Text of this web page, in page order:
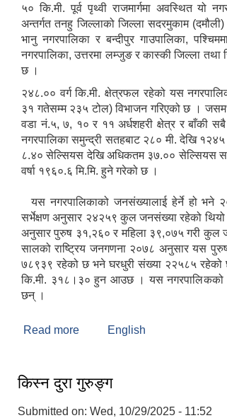
५० कि.मी. पूर्व पृथ्वी राजमार्गमा अवस्थित यो
अन्तर्गत तनहु जिल्लाको जिल्ला सदरमुकाम
भानु नगरपालिका र बन्दीपुर गाउपालिका,
नगरपालिका, उत्तरमा लम्जुङ र कास्की जिल्ला तथा
छ ।
२४८.०० वर्ग कि.मी. क्षेत्रफल रहेको यस
३१ गतेसम्म २३५ टोल) विभाजन गरिएको छ ।
वडा नं.५, ७, १० र ११ अर्धशहरी क्षेत्र र बाँकी सबै
नगरपालिका समुन्द्री सतहबाट २८० मी. देखि
८.४० सेल्सियस देखि अधिकतम ३७.०० सेल्सियस
वर्षा १९६०.६ मि.मि. हुने गरेको छ ।
यस नगरपालिकाको जनसंख्यालाई हेर्ने हो भने
सर्भेक्षण अनुसार २४२५९ कुल जनसंख्या रहेको
अनुसार पुरुष ३१,२६० र महिला ३९,०७५ गरी
सालको राष्ट्रिय जनगणना २०७८ अनुसार यस
७८९३९ रहेको छ भने घरधुरी संख्या २२५८५ रहेको
कि.मी. ३१८।३० हुन आउछ । यस नगरपालिकको
छन् ।
Read more about व्यास नगरपालिकाको संक्षिप्त
English
किस्न दुरा गुरुङ्ग
Submitted on: Wed, 10/29/2025 - 11:52